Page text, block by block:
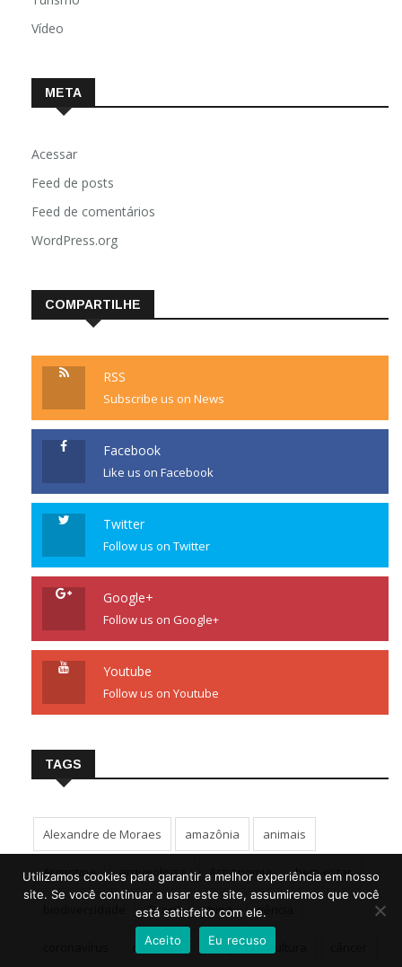
Vídeo
META
Acessar
Feed de posts
Feed de comentários
WordPress.org
COMPARTILHE
RSS
Subscribe us on News
Facebook
Like us on Facebook
Twitter
Follow us on Twitter
Google+
Follow us on Google+
Youtube
Follow us on Youtube
TAGS
Alexandre de Moraes amazônia animais
Argentina arqueologia Astronomia bem-estar
Brasil china ciência
covid-19 crianças
Utilizamos cookies para garantir a melhor experiência em nosso
site. Se você continuar a usar este site, assumiremos que você
está satisfeito com ele.
Aceito
Eu recuso